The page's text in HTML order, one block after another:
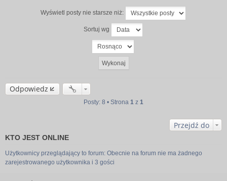
Wyświetl posty nie starsze niż:
Sortuj wg
Odpowiedz
Posty: 8 • Strona 1 z 1
Przejdź do
KTO JEST ONLINE
Użytkownicy przeglądający to forum: Obecnie na forum nie ma żadnego
zarejestrowanego użytkownika i 3 gości